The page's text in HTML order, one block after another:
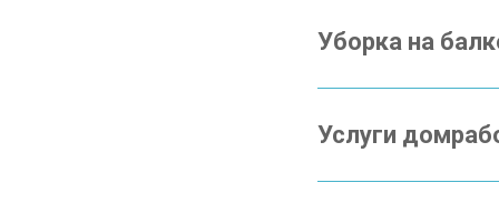
Уборка на
Услуги